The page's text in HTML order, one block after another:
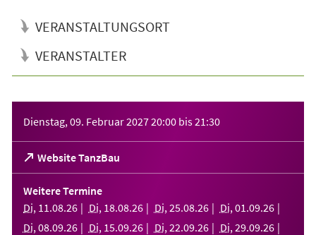
VERANSTALTUNGSORT
VERANSTALTER
Dienstag, 09. Februar 202720:00 bis21:30
Website TanzBau
(Öffnet
in
einem
neuen
Tab)
Weitere Termine
Di, 11 .08.26 Di, 18.08.26 Di, 25.08.26 Di, 01 .09.26
Di, 08.09.26 Di, 15.09.26 Di, 22.09.26 Di, 29.09.26